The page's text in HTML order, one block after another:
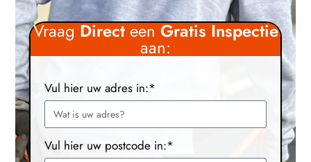
VraagDirecteenGratis Inspectie
aan:
Vul hier uw adres in:*
Vul hier uw postcode in:*